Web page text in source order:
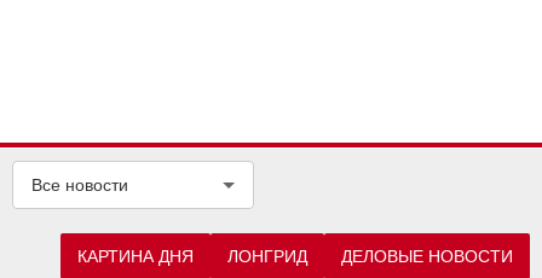
Все новости
КАРТИНА ДНЯ ЛОНГРИД ДЕЛОВЫЕ НОВОСТИ